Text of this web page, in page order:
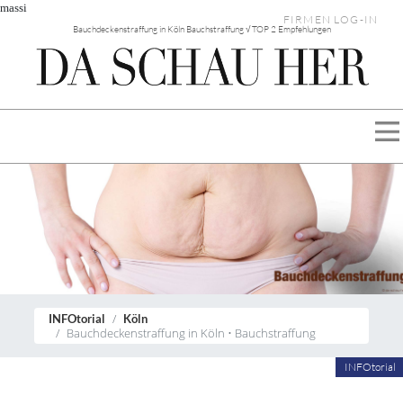
massi
Bauchdeckenstraffung in Köln Bauchstraffung √ TOP 2 Empfehlungen
FIRMEN LOG-IN
INFOtorial Köln
Bauchdeckenstraffung in Köln • Bauchstraffung
INFOtorial